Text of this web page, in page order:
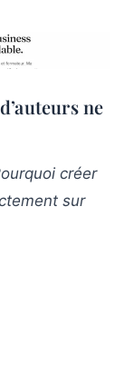
ne
créer
sur